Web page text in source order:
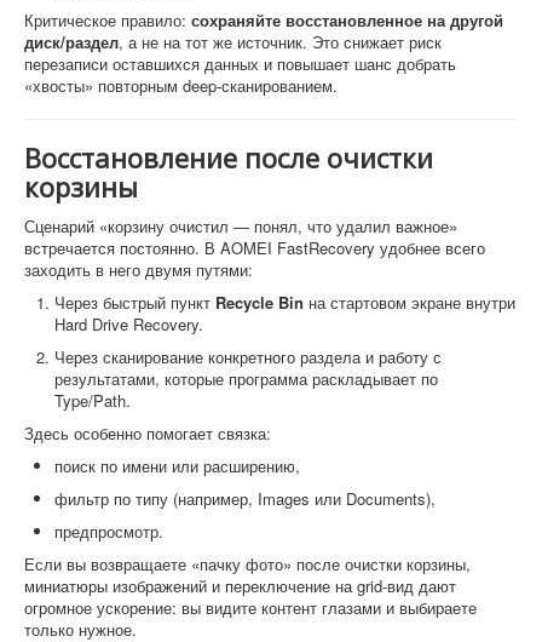
Критическое правило: сохраняйте восстановленное на другой
диск/раздел, а не на тот же источник. Это снижает риск
перезаписи оставшихся данных и повышает шанс добрать
«хвосты» повторным deep-сканированием.
Восстановление после очистки
корзины
Сценарий «корзину очистил — понял, что удалил важное»
встречается постоянно. В AOMEI FastRecovery удобнее всего
заходить в него двумя путями:
Через быстрый пункт Recycle Bin на стартовом экране внутри
Hard Drive Recovery.
Через сканирование конкретного раздела и работу с
результатами, которые программа раскладывает по
Type/Path.
Здесь особенно помогает связка:
поиск по имени или расширению,
фильтр по типу (например, Images или Documents),
предпросмотр.
Если вы возвращаете «пачку фото» после очистки корзины,
миниатюры изображений и переключение на grid-вид дают
огромное ускорение: вы видите контент глазами и выбираете
только нужное.